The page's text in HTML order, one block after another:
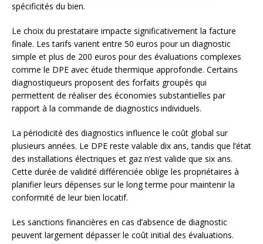
spécificités du bien.
Le choix du prestataire impacte significativement la facture
finale. Les tarifs varient entre 50 euros pour un diagnostic
simple et plus de 200 euros pour des évaluations complexes
comme le DPE avec étude thermique approfondie. Certains
diagnostiqueurs proposent des forfaits groupés qui
permettent de réaliser des économies substantielles par
rapport à la commande de diagnostics individuels.
La périodicité des diagnostics influence le coût global sur
plusieurs années. Le DPE reste valable dix ans, tandis que l’état
des installations électriques et gaz n’est valide que six ans.
Cette durée de validité différenciée oblige les propriétaires à
planifier leurs dépenses sur le long terme pour maintenir la
conformité de leur bien locatif.
Les sanctions financières en cas d’absence de diagnostic
peuvent largement dépasser le coût initial des évaluations.